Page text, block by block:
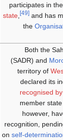
participates in the
state , [49] and has
the
Both the
(SADR) and
territory of
declared its
recognised
member
however,
recognition,
onself-